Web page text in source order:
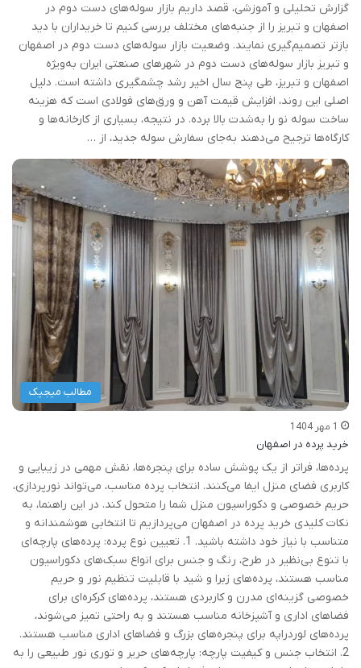
گزارش تحلیلی و آموزشی، قصد داریم بازار سوله‌های دست دوم در
اصفهان و تبریز را از جنبه‌های مختلف بررسی کنیم تا خریداران با دید
بازتر تصمیم‌گیری نمایند. وضعیت بازار سوله‌های دست دوم در اصفهان
و تبریز بازار سوله‌های دست دوم در شهرهای صنعتی ایران به‌ویژه
اصفهان و تبریز، طی پنج سال اخیر رشد چشمگیری داشته است. دلیل
اصلی این روند، افزایش قیمت آهن و ورق‌های فولادی است که هزینه
ساخت سوله نو را به‌شدت بالا برده. در نتیجه، بسیاری از کارخانه‌ها و
کارگاه‌ها ترجیح می‌دهند به‌جای سفارش سوله جدید، از …
مطالب میجیک
1 مهر 1404
خرید پرده در اصفهان
پرده‌ها، فراتر از یک پوشش ساده برای پنجره‌ها، نقش مهمی در زیبایی و
کاربری فضای منزل ایفا می‌کنند. انتخاب پرده مناسب، می‌تواند نورپردازی،
حریم خصوصی و دکوراسیون منزل شما را متحول کند. در این راهنما، به
نکات کلیدی خرید پرده در اصفهان می‌پردازیم تا انتخابی هوشمندانه و
متناسب با نیاز خود داشته باشید. 1. تعیین نوع پرده: پرده‌های پارچه‌ای
با تنوع بی‌نظیر در طرح، رنگ و جنس برای انواع سبک‌های دکوراسیون
مناسب هستند، پرده‌های زبرا و شید با قابلیت تنظیم نور و حریم
خصوصی گزینه‌ای مدرن و کاربردی هستند، پرده‌های کرکره‌ای برای
فضاهای اداری و آشپزخانه مناسب هستند و به راحتی تمیز می‌شوند،
پرده‌های لوردراپه برای پنجره‌های بزرگ و فضاهای اداری مناسب هستند.
2. انتخاب جنس و کیفیت پارچه: پارچه‌های حریر و توری نور طبیعی را به